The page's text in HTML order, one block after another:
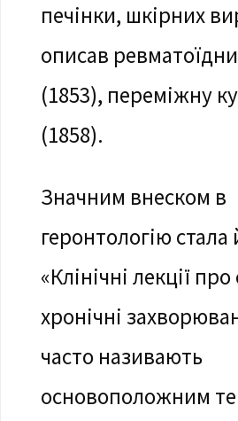
печінки, шкірних
описав
(1853), переміжну
(1858).
Значним внеском в
геронтологію стала
«Клінічні лекції про
хронічні
часто називають
основоположним